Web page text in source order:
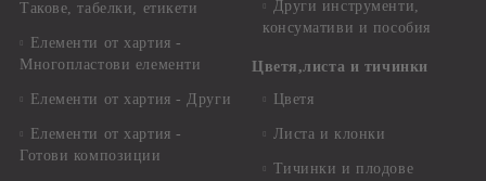
Такове, табелки, етикети
Елементи от хартия -
Многопластови елементи
Елементи от хартия - Други
Елементи от хартия -
Готови композиции
Други инструменти,
консумативи и пособия
Цветя,листа и тичинки
Цветя
Листа и клонки
Тичинки и плодове